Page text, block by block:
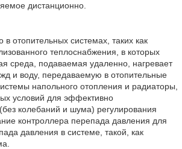
дистанционно.
в отопительных системах, таких как
теплоснабжения, в которых
среда, подаваемая удаленно, нагревает
и воду, передаваемую в отопительные
напольного отопления и радиаторы,
условий для эффективно
колебаний и шума) регулирования
контроллера перепада давления для
давления в системе, такой, как